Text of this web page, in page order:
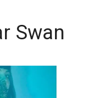
Swan